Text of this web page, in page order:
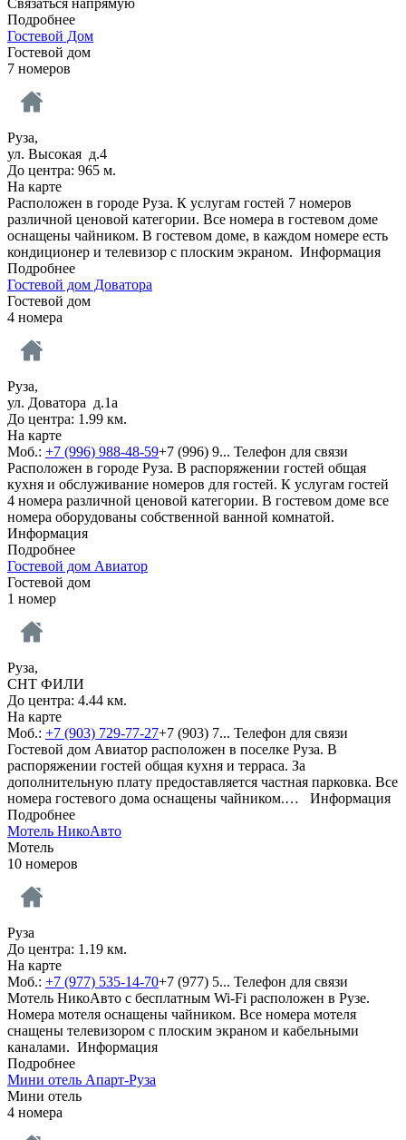
Подробнее
Гостевой Дом
Гостевой дом
7 номеров
Руза,
ул. Высокая д.4
До центра: 965 м.
На карте
Расположен в городе Руза. К услугам гостей 7 номеров
различной ценовой категории. Все номера в гостевом доме
оснащены чайником. В гостевом доме, в каждом номере есть
кондиционер и телевизор с плоским экраном. Информация
Подробнее
Гостевой дом Доватора
Гостевой дом
4 номера
Руза,
ул. Доватора д.1а
До центра: 1.99 км.
На карте
Моб.: +7 (996) 988-48-59+7 (996) 9... Телефон для связи
Расположен в городе Руза. В распоряжении гостей общая
кухня и обслуживание номеров для гостей. К услугам гостей
4 номера различной ценовой категории. В гостевом доме все
номера оборудованы собственной ванной комнатой.
Информация
Подробнее
Гостевой дом Авиатор
Гостевой дом
1 номер
Руза,
СНТ ФИЛИ
До центра: 4.44 км.
На карте
Моб.: +7 (903) 729-77-27+7 (903) 7... Телефон для связи
Гостевой дом Авиатор расположен в поселке Руза. В
распоряжении гостей общая кухня и терраса. За
дополнительную плату предоставляется частная парковка. Все
номера гостевого дома оснащены чайником.… Информация
Подробнее
Мотель НикоАвто
Мотель
10 номеров
Руза
До центра: 1.19 км.
На карте
Моб.: +7 (977) 535-14-70+7 (977) 5... Телефон для связи
Мотель НикоАвто с бесплатным Wi-Fi расположен в Рузе.
Номера мотеля оснащены чайником. Все номера мотеля
снащены телевизором с плоским экраном и кабельными
каналами. Информация
Подробнее
Мини отель Апарт-Руза
Мини отель
4 номера